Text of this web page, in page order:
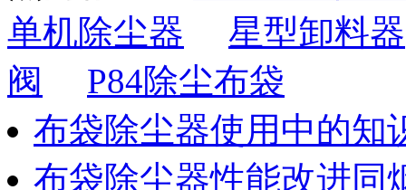
单机除尘器
星型卸料器
阀
P84除尘布袋
布袋除尘器使用中的知
布袋除尘器性能改进同